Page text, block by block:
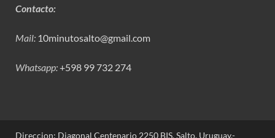
Contacto:
Mail: 10minutosalto@gmail.com
Whatsapp:+598 99 732 274
Direccion: Diagonal Centenario 2250 BIS. Salto, Uruguay.-